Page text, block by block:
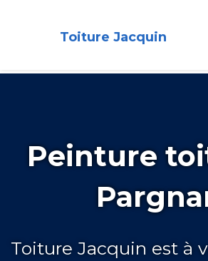
Toiture Jacquin
Peinture
Toiture Jacquin est à